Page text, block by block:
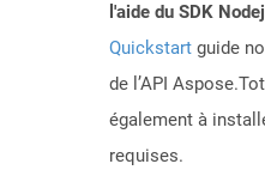
l'aide du SDK
Quickstart guide
de l’API
également à
requises.